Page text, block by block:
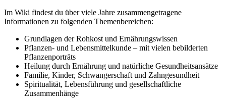
Im Wiki findest du über viele Jahre zusammengetragene
Informationen zu folgenden Themenbereichen:
Grundlagen der Rohkost und Ernährungswissen
Pflanzen- und Lebensmittelkunde – mit vielen bebilderten
Pflanzenporträts
Heilung durch Ernährung und natürliche Gesundheitsansätze
Familie, Kinder, Schwangerschaft und Zahngesundheit
Spiritualität, Lebensführung und gesellschaftliche
Zusammenhänge